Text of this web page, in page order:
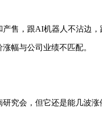
售‌，跟AI机器人不沾边，
幅与公司业绩不匹配。
究会，但它还是能几波涨